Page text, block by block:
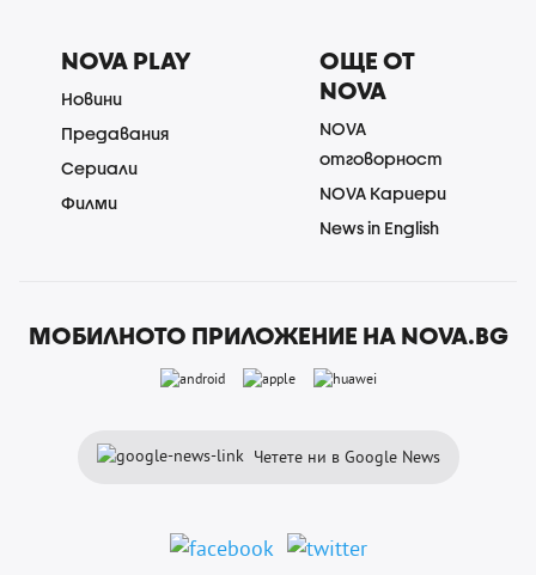
NOVA PLAY
Новини
Предавания
Сериали
Филми
ОЩЕ ОТ
NOVA
NOVA
отговорност
NOVA Кариери
News in English
МОБИЛНОТО ПРИЛОЖЕНИЕ НА NOVA.BG
Четете ни в Google News